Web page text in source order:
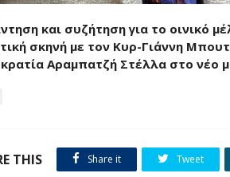
και συζήτηση για το οινικό
σκηνή με τον Κυρ-Γιάννη
Αραμπατζή Στέλλα στο νέο
THIS Share it Tweet